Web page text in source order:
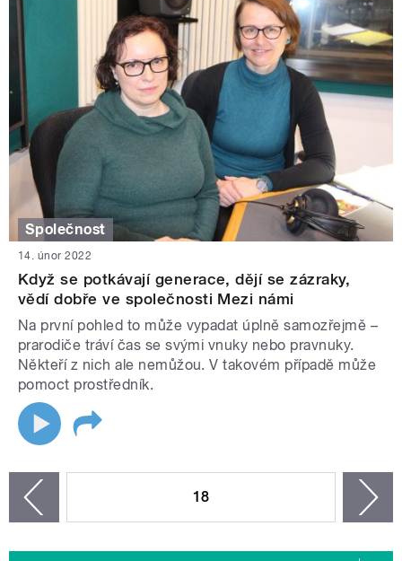
Společnost
14. únor 2022
Když se potkávají generace, dějí se zázraky,
vědí dobře ve společnosti Mezi námi
Na první pohled to může vypadat úplně samozřejmě –
prarodiče tráví čas se svými vnuky nebo pravnuky.
Někteří z nich ale nemůžou. V takovém případě může
pomoct prostředník.
18